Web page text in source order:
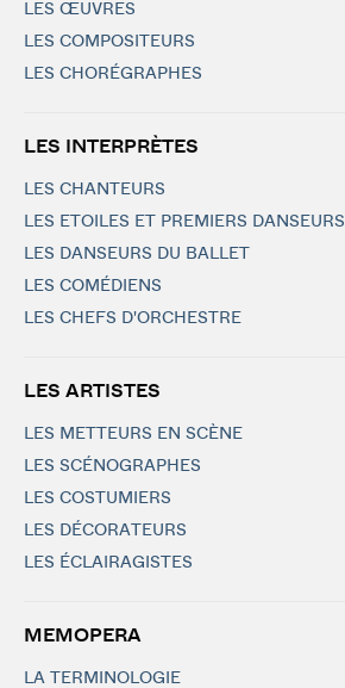
LES ŒUVRES
LES COMPOSITEURS
LES CHORÉGRAPHES
LES INTERPRÈTES
LES CHANTEURS
LES ETOILES ET PREMIERS DANSEURS
LES DANSEURS DU BALLET
LES COMÉDIENS
LES CHEFS D'ORCHESTRE
LES ARTISTES
LES METTEURS EN SCÈNE
LES SCÉNOGRAPHES
LES COSTUMIERS
LES DÉCORATEURS
LES ÉCLAIRAGISTES
MEMOPERA
LA TERMINOLOGIE